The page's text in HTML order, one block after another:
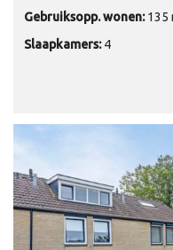
Gebruiksopp. wonen: 135
Slaapkamers: 4